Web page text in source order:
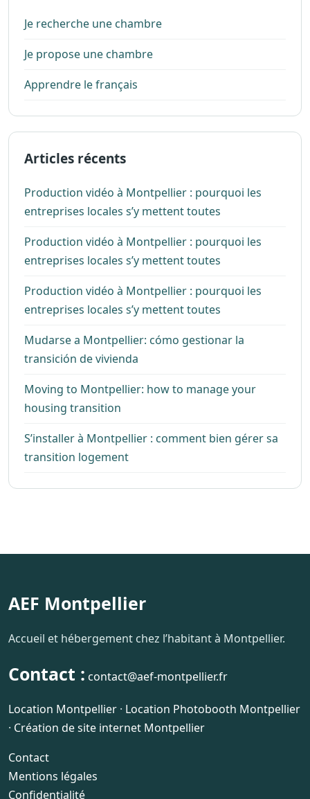
Je recherche une chambre
Je propose une chambre
Apprendre le français
Articles récents
Production vidéo à Montpellier : pourquoi les
entreprises locales s’y mettent toutes
Production vidéo à Montpellier : pourquoi les
entreprises locales s’y mettent toutes
Production vidéo à Montpellier : pourquoi les
entreprises locales s’y mettent toutes
Mudarse a Montpellier: cómo gestionar la
transición de vivienda
Moving to Montpellier: how to manage your
housing transition
S’installer à Montpellier : comment bien gérer sa
transition logement
AEF Montpellier
Accueil et hébergement chez l’habitant à Montpellier.
Contact : contact@aef-montpellier.fr
Location Montpellier · Location Photobooth Montpellier
· Création de site internet Montpellier
Contact
Mentions légales
Confidentialité